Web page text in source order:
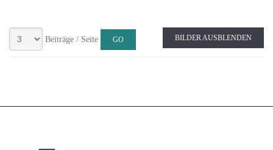
Beiträge / Seite BILDER AUSBLENDEN